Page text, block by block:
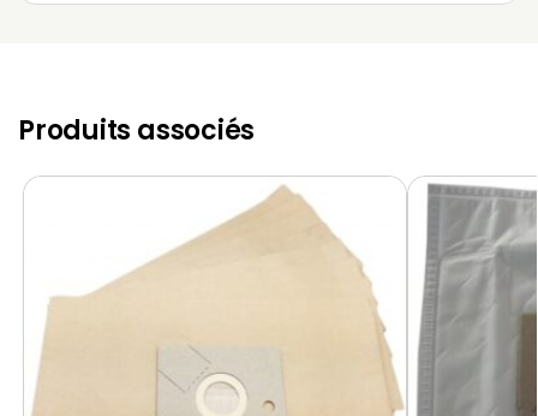
GOLDSTAR
LG-GOLDSTAR FVD 370
LG-GOLDSTAR PASSION (Série)
LG-
GOLDSTAR
LG-GOLDSTAR PASSION 3500
LG-
GOLDSTAR
LG-GOLDSTAR PASSION 3544
Produits associés